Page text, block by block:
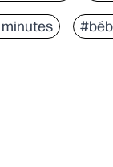
être
routine :